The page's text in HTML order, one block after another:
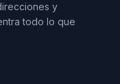
y
todo lo que